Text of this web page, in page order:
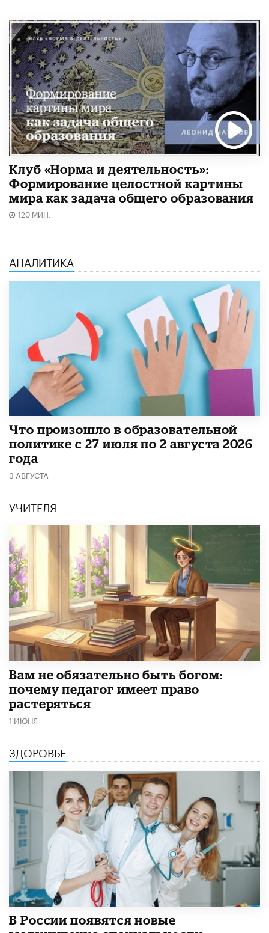
Клуб «Норма и деятельность»:
Формирование целостной картины
мира как задача общего образования
120 МИН.
АНАЛИТИКА
​Что произошло в образовательной
политике с 27 июля по 2 августа 2026
года
3 АВГУСТА
УЧИТЕЛЯ
​Вам не обязательно быть богом:
почему педагог имеет право
растеряться
1 ИЮНЯ
ЗДОРОВЬЕ
В России появятся новые